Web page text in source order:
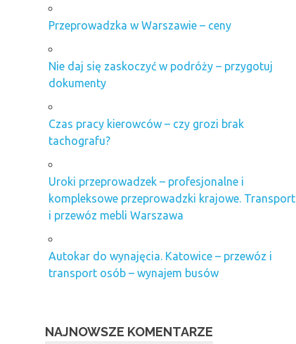
Przeprowadzka w Warszawie – ceny
Nie daj się zaskoczyć w podróży – przygotuj
dokumenty
Czas pracy kierowców – czy grozi brak
tachografu?
Uroki przeprowadzek – profesjonalne i
kompleksowe przeprowadzki krajowe. Transport
i przewóz mebli Warszawa
Autokar do wynajęcia. Katowice – przewóz i
transport osób – wynajem busów
NAJNOWSZE KOMENTARZE